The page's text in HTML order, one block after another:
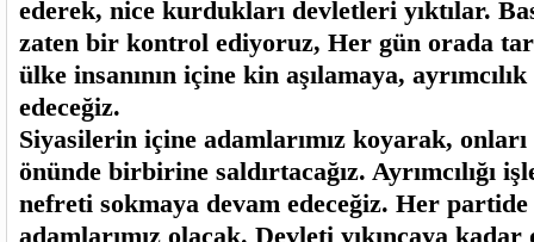
ederek, nice kurdukları devletleri yıktılar.
zaten bir kontrol ediyoruz, Her gün orada
ülke insanının içine kin aşılamaya,
edeceğiz.
Siyasilerin içine adamlarımız koyarak,
önünde birbirine saldırtacağız. Ayrımcılığı
nefreti sokmaya devam edeceğiz. Her
adamlarımız olacak. Devleti yıkıncaya kadar